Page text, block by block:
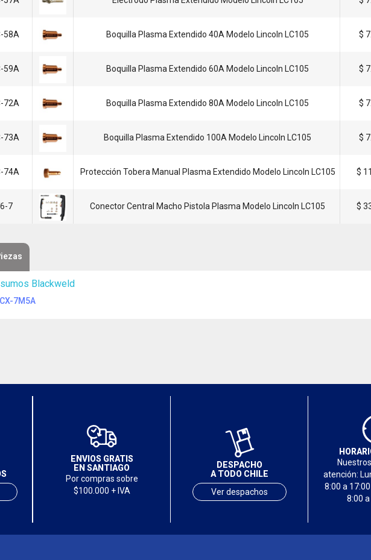
58A Boquilla Plasma Extendido 40A Modelo Lincoln LC105 $
59A Boquilla Plasma Extendido 60A Modelo Lincoln LC105 $
72A Boquilla Plasma Extendido 80A Modelo Lincoln LC105 $
73A Boquilla Plasma Extendido 100A Modelo Lincoln LC105 $
74A Protección Tobera Manual Plasma Extendido Modelo Lincoln LC105 $
7 Conector Central Macho Pistola Plasma Modelo Lincoln LC105 $
Blackweld
7M5A
ENVIOS GRATIS
EN SANTIAGO
Por compras sobre
$100.000 + IVA
DESPACHO
A TODO CHILE
Ver despachos
atención:
8:00 a
8:00